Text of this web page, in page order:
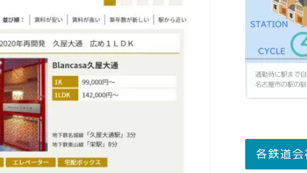
各鉄道